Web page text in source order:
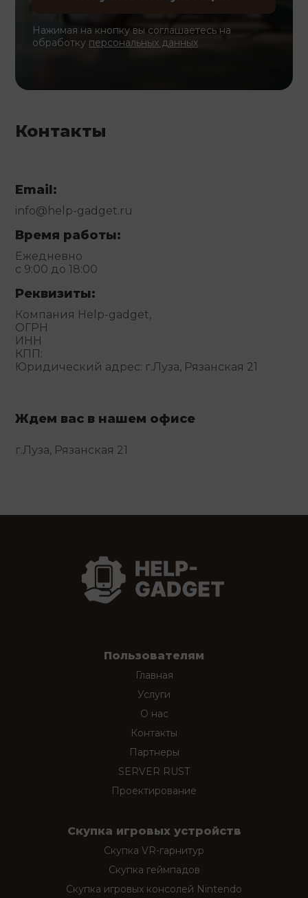
Нажимая на кнопку вы соглашаетесь на
обработку персональных данных
Контакты
Email:
info@help-gadget.ru
Время работы:
Ежедневно
с 9:00 до 18:00
Реквизиты:
Компания Help-gadget,
ОГРН
ИНН
КПП:
Юридический адрес: г.Луза, Рязанская 21
Ждем вас в нашем офисе
г.Луза, Рязанская 21
Пользователям
Главная
Услуги
О нас
Контакты
Партнеры
SERVER RUST
Проектирование
Скупка игровых устройств
Скупка VR-гарнитур
Скупка геймпадов
Скупка игровых консолей Nintendo